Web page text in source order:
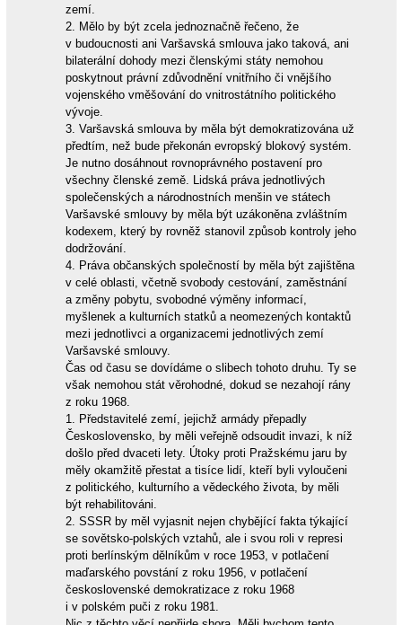
zemí.
2. Mělo by být zcela jednoznačně řečeno, že
v budoucnosti ani Varšavská smlouva jako taková, ani
bilaterální dohody mezi členskými státy nemohou
poskytnout právní zdůvodnění vnitřního či vnějšího
vojenského vměšování do vnitrostátního politického
vývoje.
3. Varšavská smlouva by měla být demokratizována už
předtím, než bude překonán evropský blokový systém.
Je nutno dosáhnout rovnoprávného postavení pro
všechny členské země. Lidská práva jednotlivých
společenských a národnostních menšin ve státech
Varšavské smlouvy by měla být uzákoněna zvláštním
kodexem, který by rovněž stanovil způsob kontroly jeho
dodržování.
4. Práva občanských společností by měla být zajištěna
v celé oblasti, včetně svobody cestování, zaměstnání
a změny pobytu, svobodné výměny informací,
myšlenek a kulturních statků a neomezených kontaktů
mezi jednotlivci a organizacemi jednotlivých zemí
Varšavské smlouvy.
Čas od času se dovídáme o slibech tohoto druhu. Ty se
však nemohou stát věrohodné, dokud se nezahojí rány
z roku 1968.
1. Představitelé zemí, jejichž armády přepadly
Československo, by měli veřejně odsoudit invazi, k níž
došlo před dvaceti lety. Útoky proti Pražskému jaru by
měly okamžitě přestat a tisíce lidí, kteří byli vyloučeni
z politického, kulturního a vědeckého života, by měli
být rehabilitováni.
2. SSSR by měl vyjasnit nejen chybějící fakta týkající
se sovětsko-polských vztahů, ale i svou roli v represi
proti berlínským dělníkům v roce 1953, v potlačení
maďarského povstání z roku 1956, v potlačení
československé demokratizace z roku 1968
i v polském puči z roku 1981.